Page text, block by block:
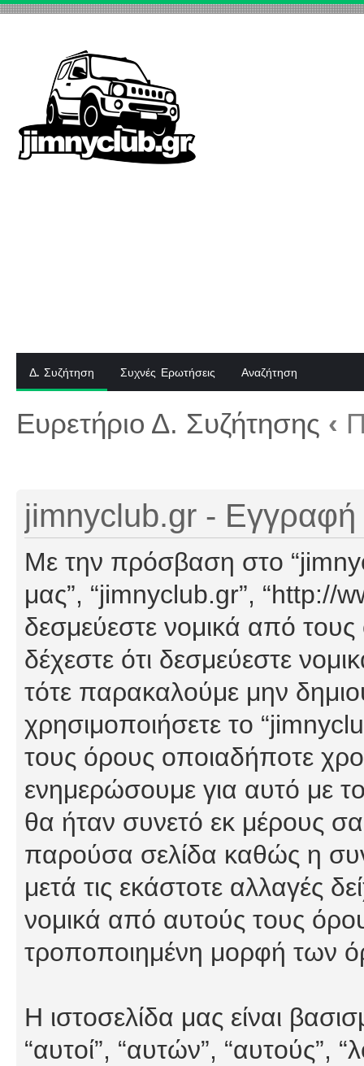
Δ. Συζήτηση Συχνές Ερωτήσεις Αναζήτηση
Ευρετήριο Δ. Συζήτησης ‹
jimnyclub.gr - Εγγραφή
Με την πρόσβαση στο
μας”, “jimnyclub.gr”, “http://
δεσμεύεστε νομικά από
δέχεστε ότι δεσμεύεστε
τότε παρακαλούμε μην
χρησιμοποιήσετε το
τους όρους οποιαδήποτε
ενημερώσουμε για αυτό με
θα ήταν συνετό εκ μέρους
παρούσα σελίδα καθώς η
μετά τις εκάστοτε αλλαγές
νομικά από αυτούς τους
τροποποιημένη μορφή των
Η ιστοσελίδα μας είναι
“αυτοί”, “αυτών”, “αυτούς”,